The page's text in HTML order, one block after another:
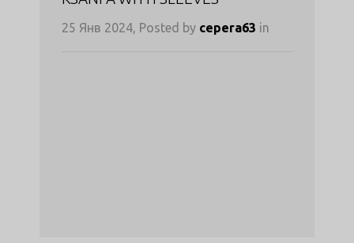
25 Янв 2024, Posted by cepera63 in